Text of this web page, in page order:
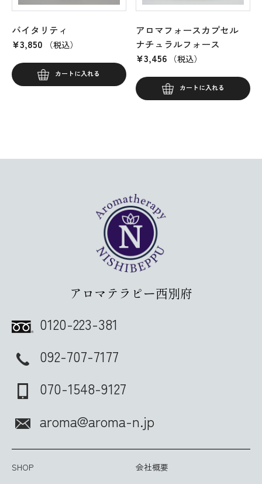
バイタリティ
¥3,850 （税込）
カートに入れる
アロマフォースカプセル
ナチュラルフォース
¥3,456 （税込）
カートに入れる
アロマテラピー西別府
0120-223-381
092-707-7177
070-1548-9127
aroma@aroma-n.jp
SHOP
会社概要